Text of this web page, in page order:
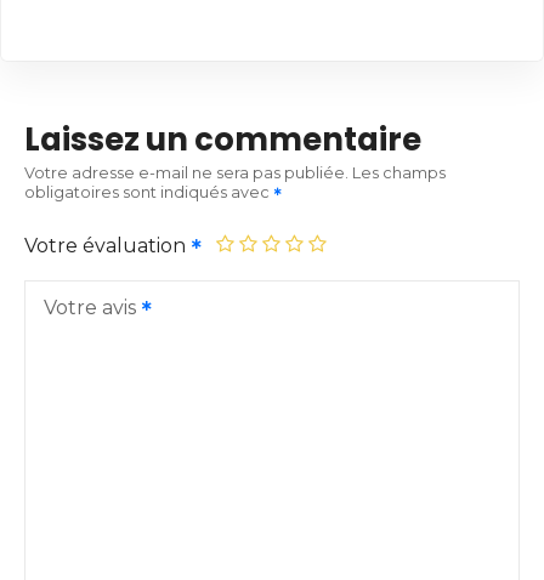
Laissez un commentaire
Votre adresse e-mail ne sera pas publiée. Les champs
obligatoires sont indiqués avec
Votre évaluation
Votre avis